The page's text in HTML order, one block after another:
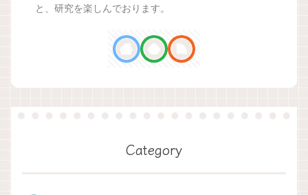
と、研究を楽しんでおります。
Category